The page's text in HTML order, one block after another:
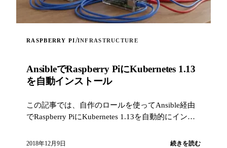
RASPBERRY PI/INFRASTRUCTURE
AnsibleでRaspberry PiにKubernetes 1.13
を自動インストール
この記事では、自作のロールを使ってAnsible経由
でRaspberry PiにKubernetes 1.13を自動的にインス
2018年12月9日 続きを読む